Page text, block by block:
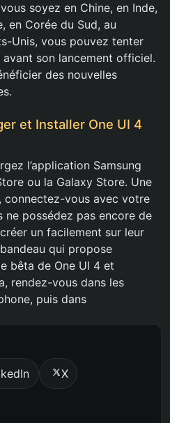
soyez en Chine, en Inde,
en Corée du Sud, au
Unis, vous pouvez tenter
son lancement officiel.
des nouvelles
et Installer One UI 4
l’application Samsung
ou la Galaxy Store. Une
connectez-vous avec votre
ne possédez pas encore de
un facilement sur leur
qui propose
bêta de One UI 4 et
rendez-vous dans les
puis dans
X